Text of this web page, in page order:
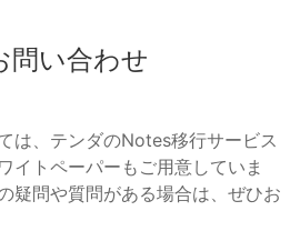
問い合わせ
は、テンダのNotes移行サービス
イトペーパーもご用意していま
疑問や質問がある場合は、ぜひお